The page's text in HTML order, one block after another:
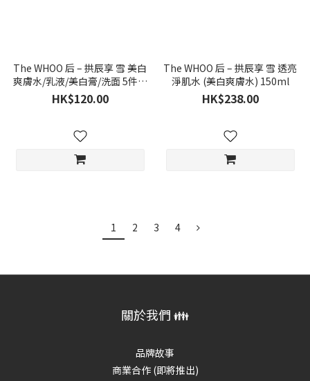
The WHOO 后 – 拱辰享 雪 美白
爽膚水/乳液/美白膏/洗面 5件套
裝
HK$120.00
The WHOO 后 – 拱辰享 雪 透亮
淨肌水 (美白爽膚水) 150ml
HK$238.00
1 2 3 4
關於我們 👪
品牌故事
商業合作 (即將推出)